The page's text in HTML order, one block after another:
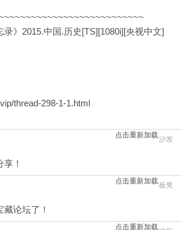
录》2015.中国.历史[TS][1080i][央视中文]
thread-298-1-1.html
点击重新加载沙发
！
点击重新加载板凳
论坛了！
点击重新加载